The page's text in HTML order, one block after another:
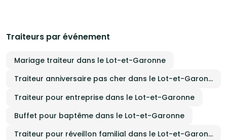
Traiteurs par événement
Mariage traiteur dans le Lot-et-Garonne
Traiteur anniversaire pas cher dans le Lot-et-Garonne
Traiteur pour entreprise dans le Lot-et-Garonne
Buffet pour baptême dans le Lot-et-Garonne
Traiteur pour réveillon familial dans le Lot-et-Garonne